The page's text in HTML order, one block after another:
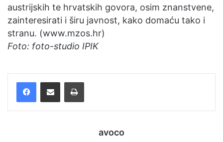
austrijskih te hrvatskih govora, osim znanstvene,
zainteresirati i širu javnost, kako domaću tako i
stranu. (www.mzos.hr)
Foto: foto-studio IPIK
avoco